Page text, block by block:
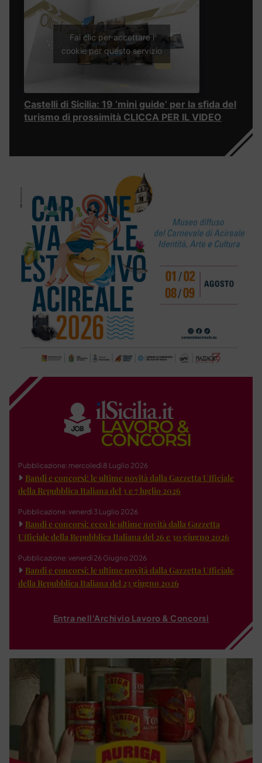
Fai clic per accettare i
cookie per questo servizio
Castelli di Sicilia: 19 ‘mini guide’ per la sfida del
turismo di prossimità CLICCA PER IL VIDEO
Pubblicazione: mercoledì 8 Luglio 2026
Bandi e concorsi: le ultime novità dalla Gazzetta Ufficiale
della Repubblica Italiana del 3 e 7 luglio 2026
Pubblicazione: venerdì 3 Luglio 2026
Bandi e concorsi: ecco le ultime novità dalla Gazzetta
Ufficiale della Repubblica Italiana del 26 e 30 giugno 2026
Pubblicazione: venerdì 26 Giugno 2026
Bandi e concorsi: le ultime novità dalla Gazzetta Ufficiale
della Repubblica Italiana del 23 giugno 2026
Entra nell'Archivio Lavoro & Concorsi